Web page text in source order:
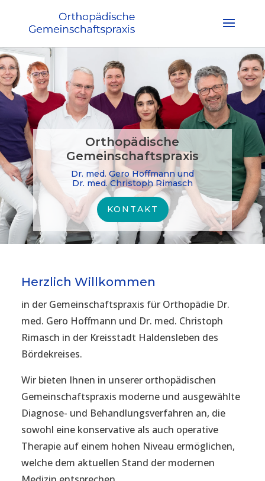
Orthopädische
Gemeinschaftspraxis
Dr. med. Gero Hoffmann und
Dr. med. Christoph Rimasch
KONTAKT
Herzlich Willkommen
in der Gemeinschaftspraxis für Orthopädie Dr.
med. Gero Hoffmann und Dr. med. Christoph
Rimasch in der Kreisstadt Haldensleben des
Bördekreises.
Wir bieten Ihnen in unserer orthopädischen
Gemeinschaftspraxis moderne und ausgewählte
Diagnose- und Behandlungsverfahren an, die
sowohl eine konservative als auch operative
Therapie auf einem hohen Niveau ermöglichen,
welche dem aktuellen Stand der modernen